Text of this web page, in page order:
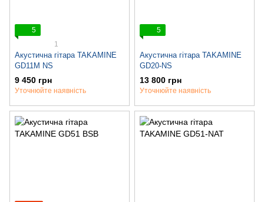
5
1
Акустична гітара TAKAMINE
GD11M NS
9 450 грн
Уточнюйте наявність
5
Акустична гітара TAKAMINE
GD20-NS
13 800 грн
Уточнюйте наявність